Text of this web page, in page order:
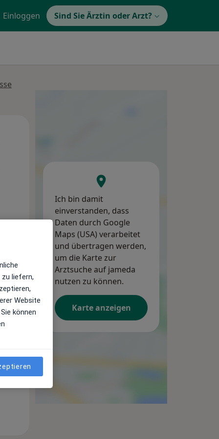
Einloggen Sind Sie Ärztin oder Arzt?
Di,
11 Aug
Ich bin damit
einverstanden, dass
Daten durch Google
Maps (USA) verarbeitet
und übertragen werden,
um die Karte zur
Arztsuche auf jameda
nutzen zu können.
Karte anzeigen
liefern,
Website
können